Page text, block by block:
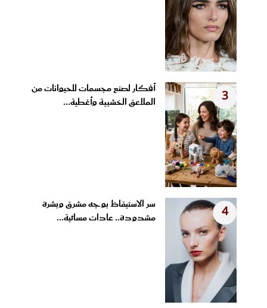
3
أفكار لصنع مجسمات للحيوانات من
الملاعق الخشبية وأغطية...
4
سر الاستيقاظ بوجه مشرق وبشرة
مشدودة.. عادات مسائية...